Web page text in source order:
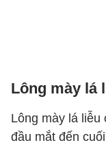
Lông mày lá
Lông mày lá
đầu mắt đến